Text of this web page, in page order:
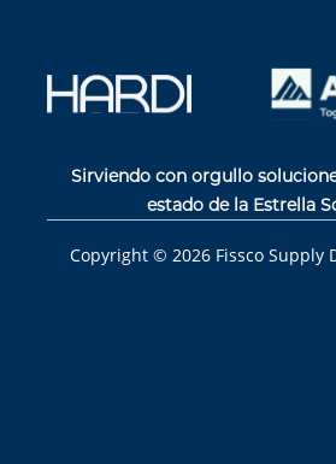
Sirviendo con orgullo
estado de la Estrella
Copyright © 2026 Fissco Supply